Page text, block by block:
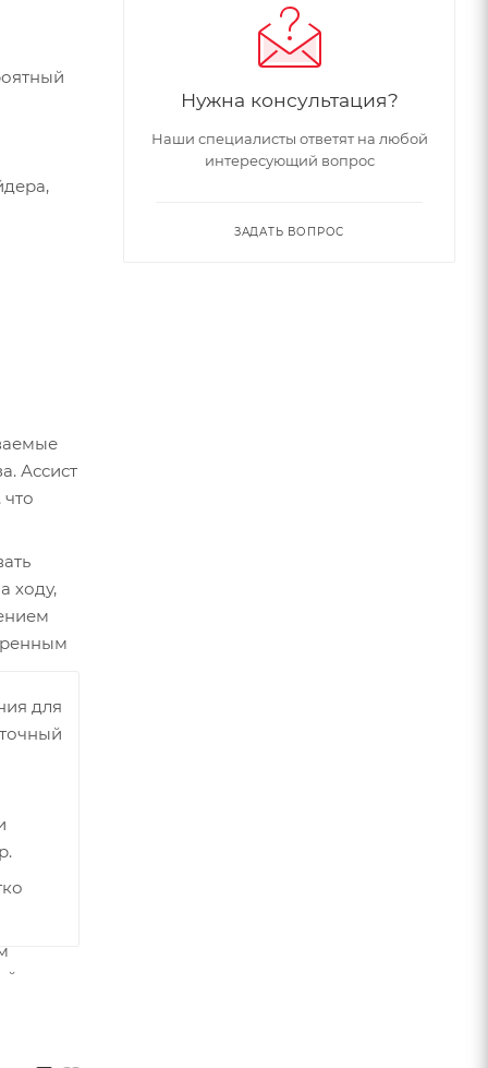
Ассист
ходу,
для
Нужна консультация?
Наши специалисты ответят на любой
интересующий вопрос
ЗАДАТЬ ВОПРОС